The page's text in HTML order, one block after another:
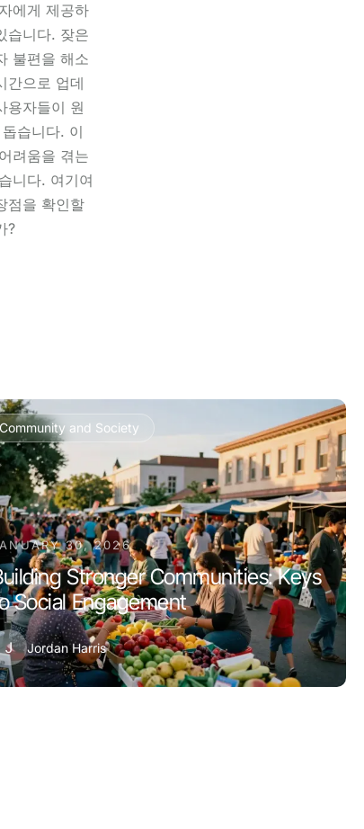
에게 제공하
습니다. 잦은
불편을 해소
간으로 업데
용자들이 원
습니다. 이
려움을 겪는
니다. 여기여
점을 확인할
?
Community and Society
30, 2026
Stronger Communities: Keys
Social Engagement
J Jordan Harris